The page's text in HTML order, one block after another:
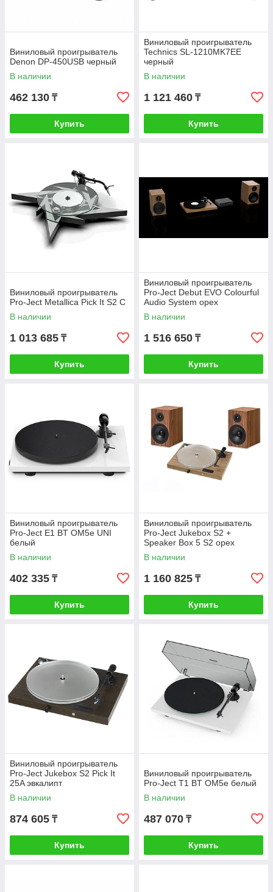
Виниловый проигрыватель
Denon DP-450USB черный
В наличии
462 130 ₸
Купить
Виниловый проигрыватель
Technics SL-1210MK7EE
черный
В наличии
1 121 460 ₸
Купить
Виниловый проигрыватель
Pro-Ject Metallica Pick It S2 C
В наличии
1 013 685 ₸
Купить
Виниловый проигрыватель
Pro-Ject Debut EVO Colourful
Audio System орех
В наличии
1 516 650 ₸
Купить
Виниловый проигрыватель
Pro-Ject Е1 BT ОМ5е UNI
белый
В наличии
402 335 ₸
Купить
Виниловый проигрыватель
Pro-Ject Jukebox S2 +
Speaker Box 5 S2 орех
В наличии
1 160 825 ₸
Купить
Виниловый проигрыватель
Pro-Ject Jukebox S2 Pick It
25A эвкалипт
В наличии
874 605 ₸
Купить
Виниловый проигрыватель
Pro-Ject T1 BT OM5e белый
В наличии
487 070 ₸
Купить